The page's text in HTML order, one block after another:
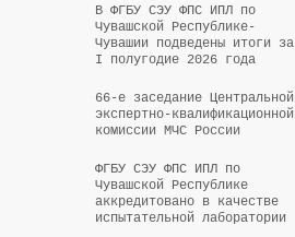
В ФГБУ СЭУ ФПС ИПЛ по
Чувашской Республике-
Чувашии подведены итоги за
I полугодие 2026 года
66-е заседание Центральной
экспертно-квалификационной
комиссии МЧС России
ФГБУ СЭУ ФПС ИПЛ по
Чувашской Республике
аккредитовано в качестве
испытательной лаборатории